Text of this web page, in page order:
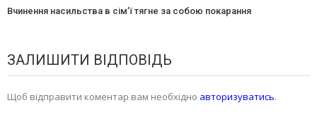
Вчинення насильства в сім’ї тягне за собою покарання
ЗАЛИШИТИ ВІДПОВІДЬ
Щоб відправити коментар вам необхідно авторизуватись.